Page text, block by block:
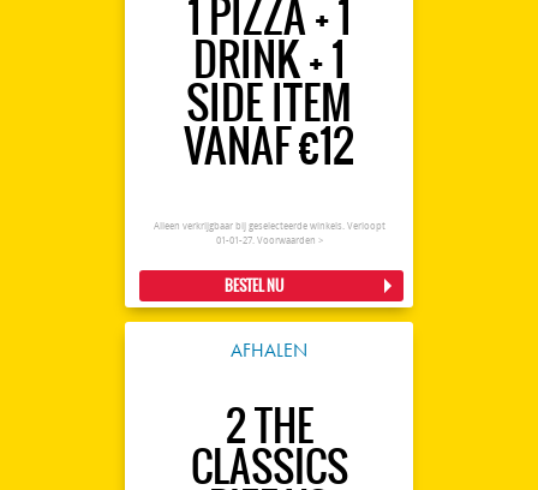
1 PIZZA + 1
DRINK + 1
SIDE ITEM
VANAF €12
Alleen verkrijgbaar bij geselecteerde winkels. Verloopt
01-01-27. Voorwaarden >
BESTEL NU
AFHALEN
2 THE
CLASSICS